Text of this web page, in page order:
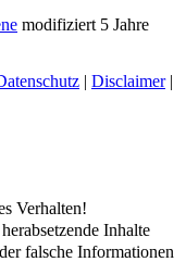
modifiziert 5 Jahre
| Disclaimer|
Verhalten!
Inhalte
falsche Informationen